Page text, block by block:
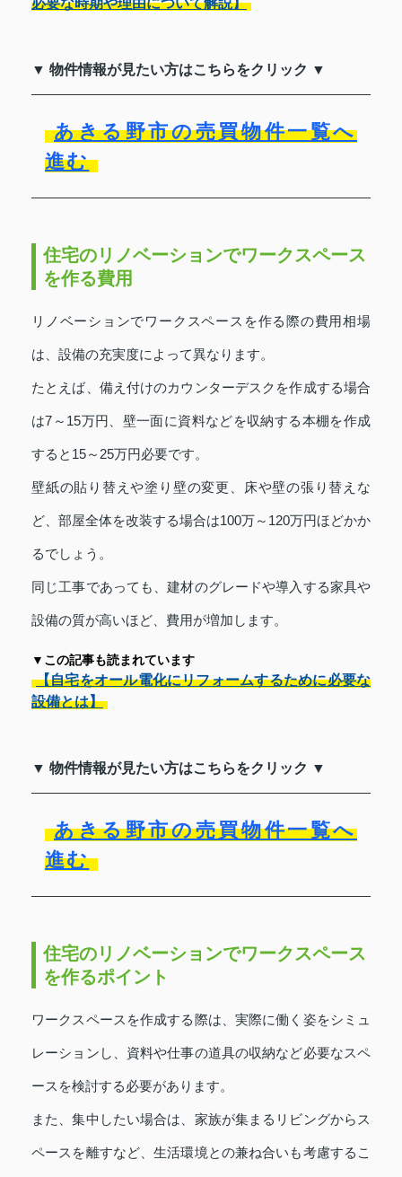
必要な時期や理由について解説】
▼ 物件情報が見たい方はこちらをクリック ▼
あきる野市の売買物件一覧へ
進む
住宅のリノベーションでワークスペース
を作る費用
リノベーションでワークスペースを作る際の費用相場
は、設備の充実度によって異なります。
たとえば、備え付けのカウンターデスクを作成する場合
は7～15万円、壁一面に資料などを収納する本棚を作成
すると15～25万円必要です。
壁紙の貼り替えや塗り壁の変更、床や壁の張り替えな
ど、部屋全体を改装する場合は100万～120万円ほどかか
るでしょう。
同じ工事であっても、建材のグレードや導入する家具や
設備の質が高いほど、費用が増加します。
▼この記事も読まれています
【自宅をオール電化にリフォームするために必要な
設備とは】
▼ 物件情報が見たい方はこちらをクリック ▼
あきる野市の売買物件一覧へ
進む
住宅のリノベーションでワークスペース
を作るポイント
ワークスペースを作成する際は、実際に働く姿をシミュ
レーションし、資料や仕事の道具の収納など必要なスペ
ースを検討する必要があります。
また、集中したい場合は、家族が集まるリビングからス
ペースを離すなど、生活環境との兼ね合いも考慮するこ